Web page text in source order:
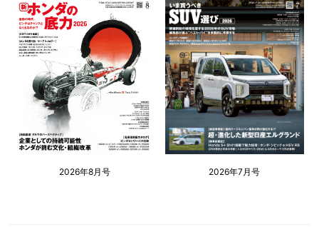
2026年8月号 2026年7月号